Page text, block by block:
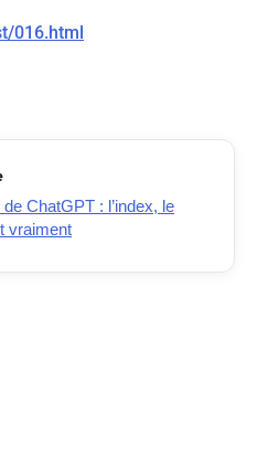
016.html
ChatGPT : l’index, le
vraiment